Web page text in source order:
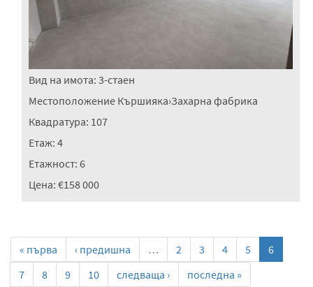
Вид на имота: 3-стаен
Местоположение Кършияка›Захарна фабрика
Квадратура: 107
Етаж: 4
Етажност: 6
Цена: €158 000
« първа ‹ предишна … 2 3 4 5
6
7
8 9 10 следваща › последна »